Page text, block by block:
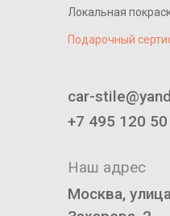
car-
+7 495 120
Наш адрес
Москва,
Локальная
Подарочный